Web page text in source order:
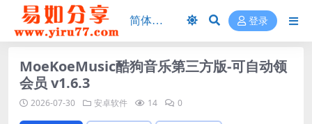
登录
MoeKoeMusic酷狗音乐第三方版-可自动领
会员 v1.6.3
2026-07-30 安卓软件 14 0